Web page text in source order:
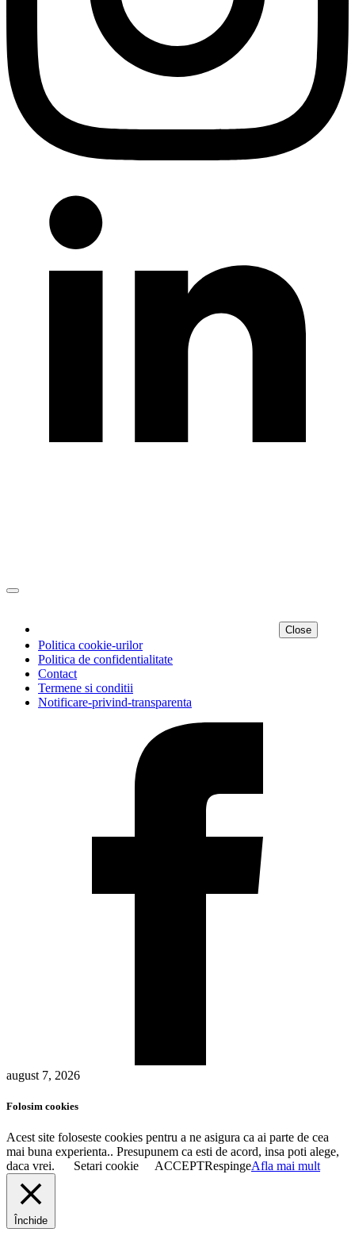
Close
Politica cookie-urilor
Politica de confidentialitate
Contact
Termene si conditii
Notificare-privind-transparenta
august 7, 2026
Folosim cookies
Acest site foloseste cookies pentru a ne asigura ca ai parte de cea
mai buna experienta.. Presupunem ca esti de acord, insa poti alege,
daca vrei.
Setari cookie ACCEPTRespingeAfla mai mult
Închide